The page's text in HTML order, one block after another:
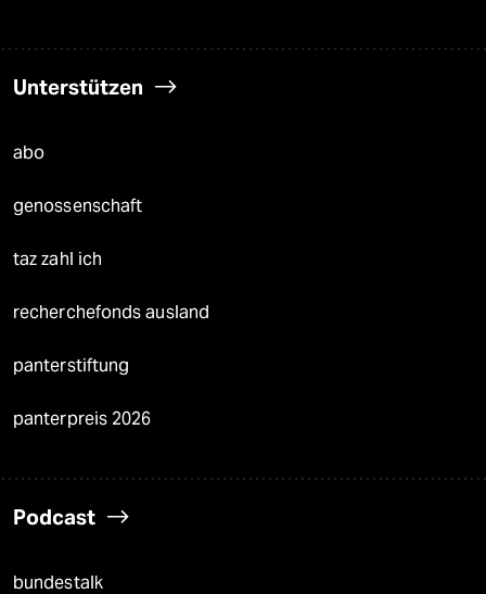
Unterstützen
abo
genossenschaft
taz zahl ich
recherchefonds ausland
panterstiftung
panterpreis 2026
Podcast
bundestalk